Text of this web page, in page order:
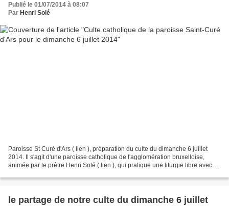
Publié le 01/07/2014 à 08:07
Par Henri Solé
Paroisse St Curé d'Ars ( lien ), préparation du culte du dimanche 6 juillet
2014. Il s'agit d'une paroisse catholique de l'agglomération bruxelloise,
animée par le prêtre Henri Solé ( lien ), qui pratique une liturgie libre avec
le partage de notre culte du dimanche 6 juillet